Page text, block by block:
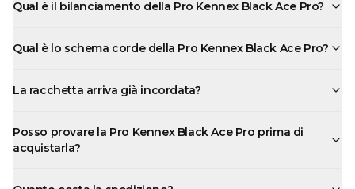
Qual è il bilanciamento della Pro Kennex Black Ace Pro?
Qual è lo schema corde della Pro Kennex Black Ace Pro?
La racchetta arriva già incordata?
Posso provare la Pro Kennex Black Ace Pro prima di
acquistarla?